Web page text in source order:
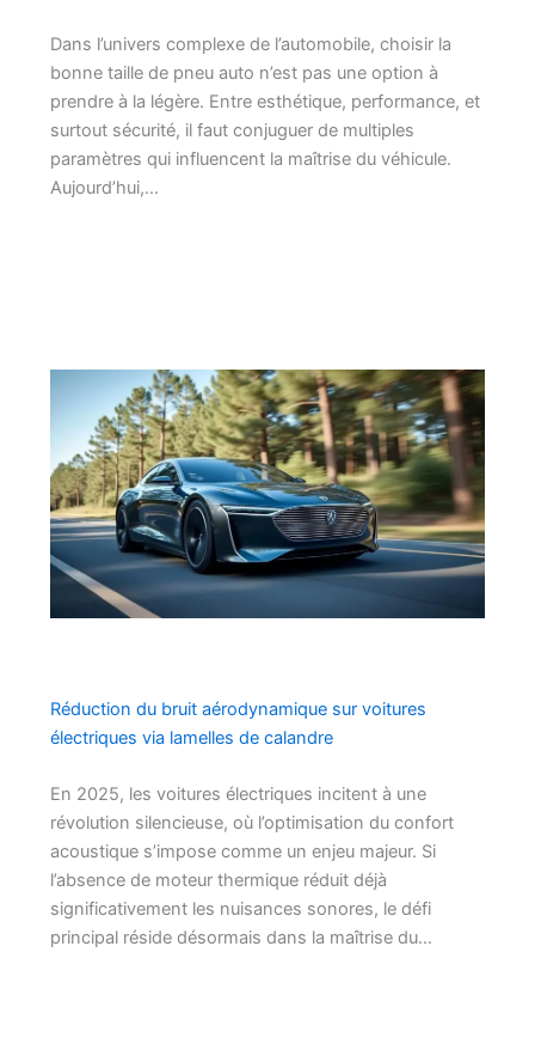
Dans l’univers complexe de l’automobile, choisir la
bonne taille de pneu auto n’est pas une option à
prendre à la légère. Entre esthétique, performance, et
surtout sécurité, il faut conjuguer de multiples
paramètres qui influencent la maîtrise du véhicule.
Aujourd’hui,…
Réduction du bruit aérodynamique sur voitures
électriques via lamelles de calandre
En 2025, les voitures électriques incitent à une
révolution silencieuse, où l’optimisation du confort
acoustique s’impose comme un enjeu majeur. Si
l’absence de moteur thermique réduit déjà
significativement les nuisances sonores, le défi
principal réside désormais dans la maîtrise du…